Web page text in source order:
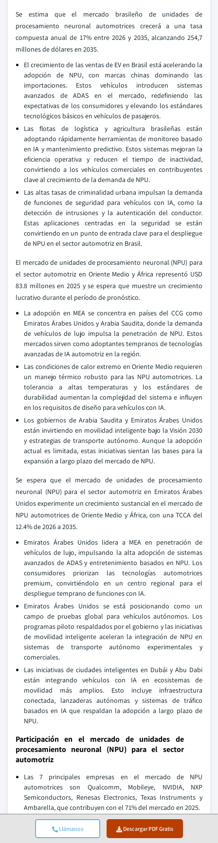
Llámanos Descargar PDF Gratis
Se estima que el mercado brasileño de unidades de
procesamiento neuronal automotrices crecerá a una tasa
compuesta anual de 17% entre 2026 y 2035, alcanzando 254,7
millones de dólares en 2035.
El crecimiento de las ventas de EV en Brasil está acelerando la
adopción de NPU, con marcas chinas dominando las
importaciones. Estos vehículos introducen sistemas
avanzados de ADAS en el mercado, redefiniendo las
expectativas de los consumidores y elevando los estándares
tecnológicos básicos en vehículos de pasajeros.
Las flotas de logística y agricultura brasileñas están
adoptando rápidamente herramientas de monitoreo basado
en IA y mantenimiento predictivo. Estos sistemas mejoran la
eficiencia operativa y reducen el tiempo de inactividad,
convirtiendo a los vehículos comerciales en contribuyentes
clave al crecimiento de la demanda de NPU.
Las altas tasas de criminalidad urbana impulsan la demanda
de funciones de seguridad para vehículos con IA, como la
detección de intrusiones y la autenticación del conductor.
Estas aplicaciones centradas en la seguridad se están
convirtiendo en un punto de entrada clave para el despliegue
de NPU en el sector automotriz en Brasil.
El mercado de unidades de procesamiento neuronal (NPU) para
el sector automotriz en Oriente Medio y África representó USD
83.8 millones en 2025 y se espera que muestre un crecimiento
lucrativo durante el período de pronóstico.
La adopción en MEA se concentra en países del CCG como
Emiratos Árabes Unidos y Arabia Saudita, donde la demanda
de vehículos de lujo impulsa la penetración de NPU. Estos
mercados sirven como adoptantes tempranos de tecnologías
avanzadas de IA automotriz en la región.
Las condiciones de calor extremo en Oriente Medio requieren
un manejo térmico robusto para las NPU automotrices. La
tolerancia a altas temperaturas y los estándares de
durabilidad aumentan la complejidad del sistema e influyen
en los requisitos de diseño para vehículos con IA.
Los gobiernos de Arabia Saudita y Emiratos Árabes Unidos
están invirtiendo en movilidad inteligente bajo la Visión 2030
y estrategias de transporte autónomo. Aunque la adopción
actual es limitada, estas iniciativas sientan las bases para la
expansión a largo plazo del mercado de NPU.
Se espera que el mercado de unidades de procesamiento
neuronal (NPU) para el sector automotriz en Emiratos Árabes
Unidos experimente un crecimiento sustancial en el mercado de
NPU automotrices de Oriente Medio y África, con una TCCA del
12.4% de 2026 a 2035.
Emiratos Árabes Unidos lidera a MEA en penetración de
vehículos de lujo, impulsando la alta adopción de sistemas
avanzados de ADAS y entretenimiento basados en NPU. Los
consumidores priorizan las tecnologías automotrices
premium, convirtiéndolo en un centro regional para el
despliegue temprano de funciones con IA.
Emiratos Árabes Unidos se está posicionando como un
campo de pruebas global para vehículos autónomos. Los
programas piloto respaldados por el gobierno y las iniciativas
de movilidad inteligente aceleran la integración de NPU en
sistemas de transporte autónomo experimentales y
comerciales.
Las iniciativas de ciudades inteligentes en Dubái y Abu Dabi
están integrando vehículos con IA en ecosistemas de
movilidad más amplios. Esto incluye infraestructura
conectada, lanzaderas autónomas y sistemas de tráfico
basados en IA que respaldan la adopción a largo plazo de
NPU.
Participación en el mercado de unidades de
procesamiento neuronal (NPU) para el sector
automotriz
Las 7 principales empresas en el mercado de NPU
automotrices son Qualcomm, Mobileye, NVIDIA, NXP
Semiconductors, Renesas Electronics, Texas Instruments y
Ambarella, que contribuyen con el 71% del mercado en 2025.
Qualcommdomina el desarrollo de NPU para aplicaciones
automotrices a través de su plataforma Snapdragon Ride.
Esta plataforma combina IA, capacidades de cómputo y